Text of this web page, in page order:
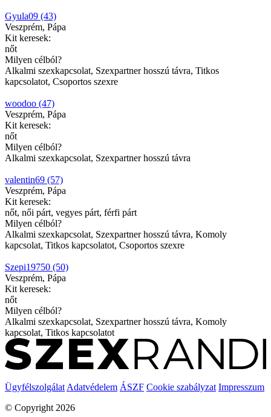
Gyula09 (43)
Veszprém, Pápa
Kit keresek:
nőt
Milyen célból?
Alkalmi szexkapcsolat, Szexpartner hosszú távra, Titkos
kapcsolatot, Csoportos szexre
woodoo (47)
Veszprém, Pápa
Kit keresek:
nőt
Milyen célból?
Alkalmi szexkapcsolat, Szexpartner hosszú távra
valentin69 (57)
Veszprém, Pápa
Kit keresek:
nőt, női párt, vegyes párt, férfi párt
Milyen célból?
Alkalmi szexkapcsolat, Szexpartner hosszú távra, Komoly
kapcsolat, Titkos kapcsolatot, Csoportos szexre
Szepi19750 (50)
Veszprém, Pápa
Kit keresek:
nőt
Milyen célból?
Alkalmi szexkapcsolat, Szexpartner hosszú távra, Komoly
kapcsolat, Titkos kapcsolatot
Ügyfélszolgálat Adatvédelem ÁSZF Cookie szabályzat Impresszum
© Copyright 2026